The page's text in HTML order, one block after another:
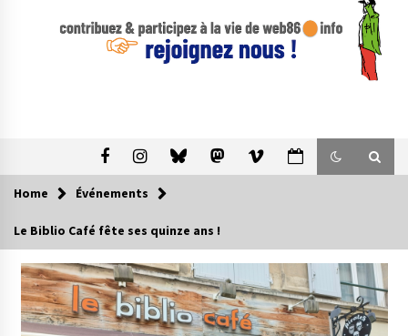
Home Événements
Le Biblio Café fête ses quinze ans !